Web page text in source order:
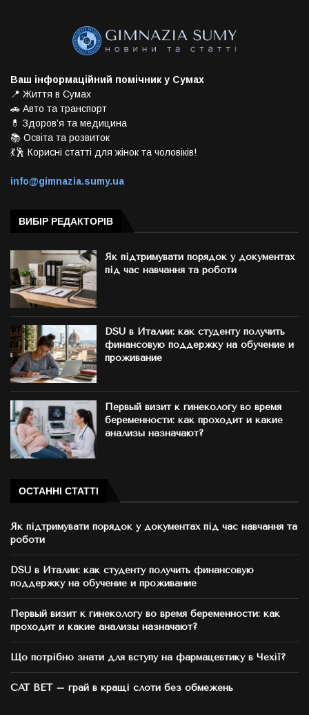
Ваш інформаційний помічник у Сумах
📍 Життя в Сумах
🚗 Авто та транспорт
💊 Здоров’я та медицина
📚 Освіта та розвиток
💃🕺 Корисні статті для жінок та чоловіків!
info@gimnazia.sumy.ua
ВИБІР РЕДАКТОРІВ
Як підтримувати порядок у документах
під час навчання та роботи
DSU в Италии: как студенту получить
финансовую поддержку на обучение и
проживание
Первый визит к гинекологу во время
беременности: как проходит и какие
анализы назначают?
ОСТАННІ СТАТТІ
Як підтримувати порядок у документах під час навчання та
роботи
DSU в Италии: как студенту получить финансовую
поддержку на обучение и проживание
Первый визит к гинекологу во время беременности: как
проходит и какие анализы назначают?
Що потрібно знати для вступу на фармацевтику в Чехії?
CAT BET – грай в кращі слоти без обмежень